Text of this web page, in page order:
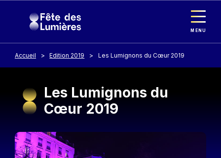
MENU
Accueil Edition 2019 Les Lumignons du Cœur 2019
Les Lumignons du
Cœur 2019
Image